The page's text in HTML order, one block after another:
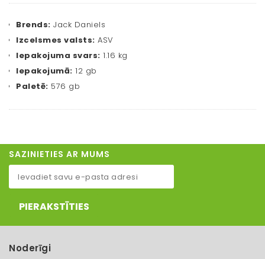
Brends: Jack Daniels
Izcelsmes valsts: ASV
Iepakojuma svars: 1.16 kg
Iepakojumā: 12 gb
Paletē: 576 gb
SAZINIETIES AR MUMS
PIERAKSTĪTIES
Noderīgi